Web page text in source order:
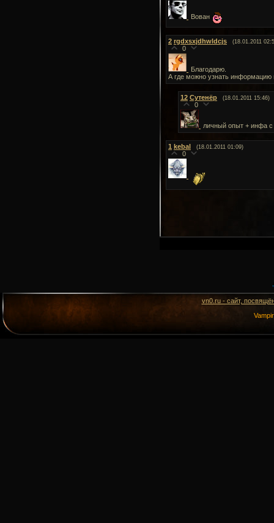
Вован
2 rgdxsxjdhwldcjs (18.01.2011
0
Благодарю.
А где можно узнать
12 Сутенёр (18.01.2011 15:46)
0
личный опыт + инфа
1 kebal (18.01.2011 01:09)
0
vn0.ru - сайт,